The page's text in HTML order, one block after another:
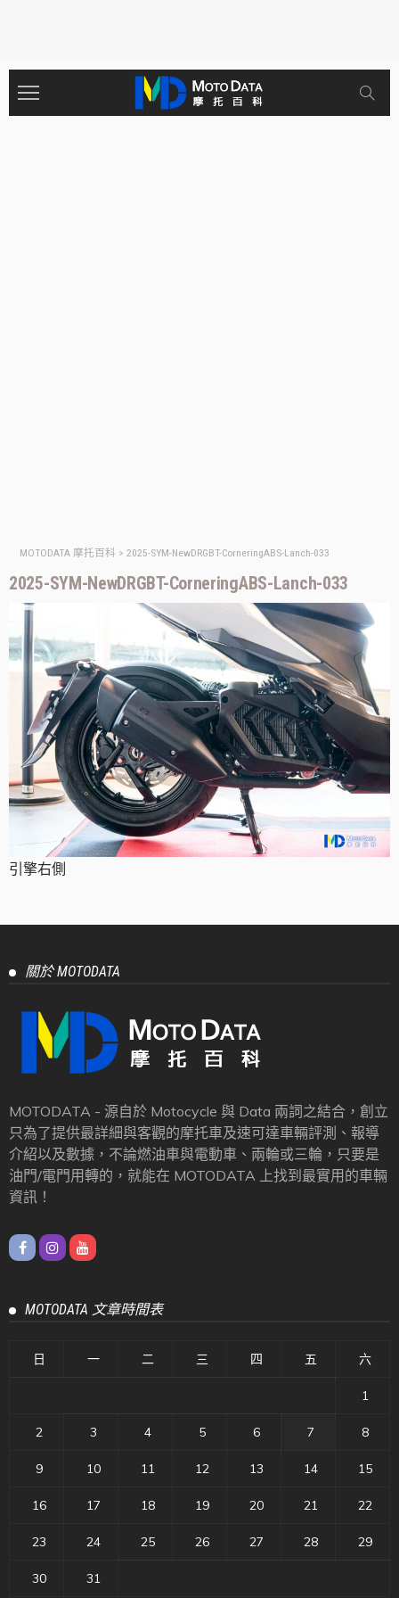
MOTODATA 摩托百科 > 2025-SYM-NewDRGBT-CorneringABS-Lanch-033
2025-SYM-NewDRGBT-CorneringABS-Lanch-033
引擎右側
關於 MOTODATA
MOTODATA - 源自於 Motocycle 與 Data 兩詞之結合，創立
只為了提供最詳細與客觀的摩托車及速可達車輛評測、報導
介紹以及數據，不論燃油車與電動車、兩輪或三輪，只要是
油門/電門用轉的，就能在 MOTODATA 上找到最實用的車輛
資訊！
MOTODATA 文章時間表
日 一 二 三 四 五 六
1
2 3 4 5 6 7 8
9 10 11 12 13 14 15
16 17 18 19 20 21 22
23 24 25 26 27 28 29
30 31